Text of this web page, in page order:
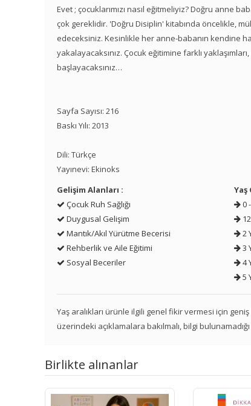
Evet ; çocuklarımızı nasıl eğitmeliyiz? Doğru anne
çok gereklidir. 'Doğru Disiplin' kitabında öncelikle,
edeceksiniz. Kesinlikle her anne-babanın kendine
yakalayacaksınız. Çocuk eğitimine farklı
başlayacaksınız…
Sayfa Sayısı: 216
Baskı Yılı: 2013
Dili: Türkçe
Yayınevi: Ekinoks
Gelişim Alanları :
Çocuk Ruh Sağlığı
Duygusal Gelişim
Mantık/Akıl Yürütme Becerisi
Rehberlik ve Aile Eğitimi
Sosyal Beceriler
Yaş
0
2
3
4
5
Yaş aralıkları ürünle ilgili genel fikir vermesi için
üzerindeki açıklamalara bakılmalı, bilgi
Birlikte alınanlar